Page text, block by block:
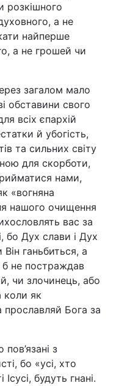
розкішного
а не
найперше
а не грошей чи
загалом мало
обставини свого
всіх єпархій
й убогість,
та сильних світу
для скорботи,
нами,
«вогняна
нашого очищення
вас за
бо Дух слави і Дух
ганьбиться, а
б не постраждав
чи злочинець, або
коли як
Бога за
з
бо «усі, хто
будуть гнані.